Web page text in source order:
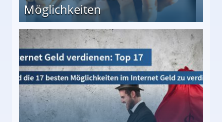
Möglichkeiten
besten Möglichkeiten